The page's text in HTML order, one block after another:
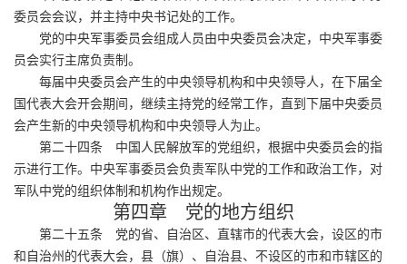
委员会会议，并主持中央书记处的工作。
党的中央军事委员会组成人员由中央委员会决定，中央军事委
员会实行主席负责制。
每届中央委员会产生的中央领导机构和中央领导人，在下届全
国代表大会开会期间，继续主持党的经常工作，直到下届中央委员
会产生新的中央领导机构和中央领导人为止。
第二十四条 中国人民解放军的党组织，根据中央委员会的指
示进行工作。中央军事委员会负责军队中党的工作和政治工作，对
军队中党的组织体制和机构作出规定。
第四章 党的地方组织
第二十五条 党的省、自治区、直辖市的代表大会，设区的市
和自治州的代表大会，县（旗）、自治县、不设区的市和市辖区的